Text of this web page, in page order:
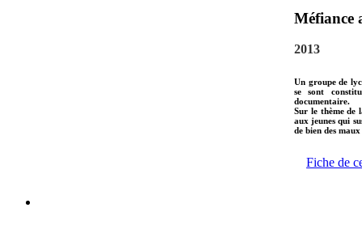
Méfiance
2013
Un groupe de
se sont
documentaire.
Sur le thème de
aux jeunes qui
de bien des
Fiche de